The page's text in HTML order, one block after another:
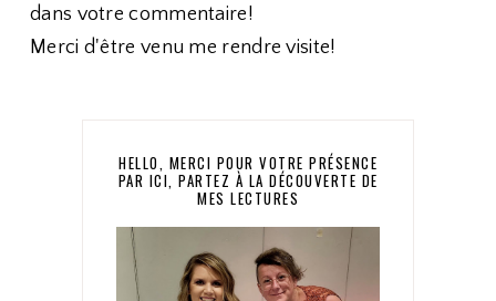
dans votre commentaire!
Merci d'être venu me rendre visite!
HELLO, MERCI POUR VOTRE PRÉSENCE
PAR ICI, PARTEZ À LA DÉCOUVERTE DE
MES LECTURES